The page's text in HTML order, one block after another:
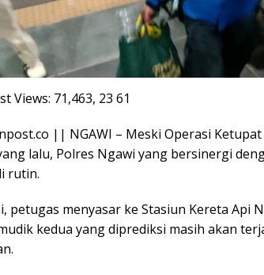
Views: 71,463, 23 61
|| NGAWI – Meski Operasi
lalu, Polres Ngawi yang bersinergi
rutin.
petugas menyasar ke Stasiun Kereta Api
kedua yang diprediksi masih akan